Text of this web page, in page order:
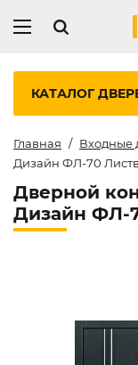
КАТАЛОГ
Главная Входные
Дизайн ФЛ-70
Дверной
Дизайн ФЛ-